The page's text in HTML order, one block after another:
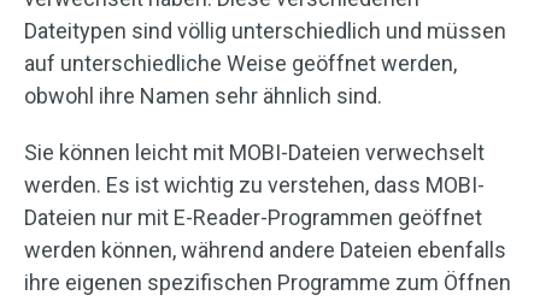
Dateitypen sind völlig unterschiedlich und müssen
auf unterschiedliche Weise geöffnet werden,
obwohl ihre Namen sehr ähnlich sind.
Sie können leicht mit MOBI-Dateien verwechselt
werden. Es ist wichtig zu verstehen, dass MOBI-
Dateien nur mit E-Reader-Programmen geöffnet
werden können, während andere Dateien ebenfalls
ihre eigenen spezifischen Programme zum Öffnen